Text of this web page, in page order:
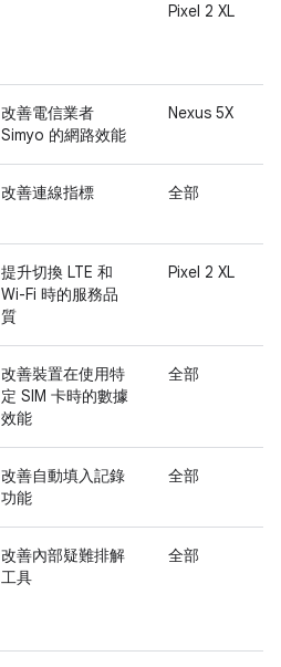
Pixel 2 XL
改善電信業者
Simyo 的網路效能
Nexus 5X
改善連線指標 全部
提升切換 LTE 和
Wi-Fi 時的服務品
質
Pixel 2 XL
改善裝置在使用特
定 SIM 卡時的數據
效能
全部
改善自動填入記錄
功能
全部
改善內部疑難排解
工具
全部